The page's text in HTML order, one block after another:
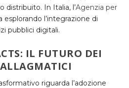
distribuito. In Italia, l’Agenzia per
esplorando l’integrazione di
pubblici digitali.
IL FUTURO DEI
riguarda l’adozione